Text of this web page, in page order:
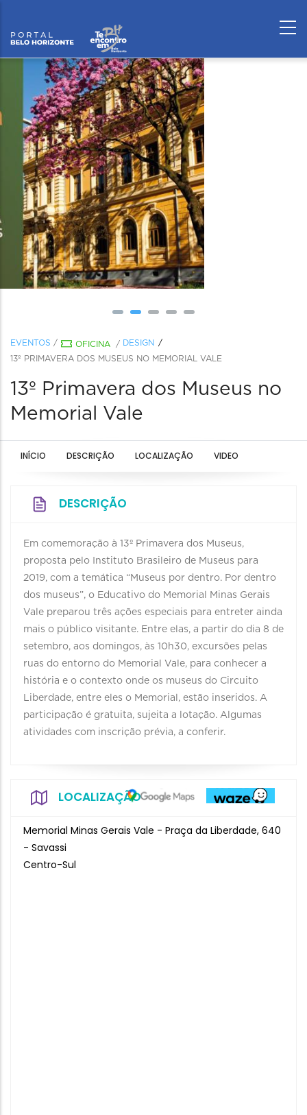
EVENTOS / OFICINA / DESIGN
13º PRIMAVERA DOS MUSEUS NO MEMORIAL VALE
13º Primavera dos Museus no
Memorial Vale
INÍCIO DESCRIÇÃO LOCALIZAÇÃO VIDEO
DESCRIÇÃO
Em comemoração à 13º Primavera dos Museus,
proposta pelo Instituto Brasileiro de Museus para
2019, com a temática “Museus por dentro. Por dentro
dos museus”, o Educativo do Memorial Minas Gerais
Vale preparou três ações especiais para entreter ainda
mais o público visitante. Entre elas, a partir do dia 8 de
setembro, aos domingos, às 10h30, excursões pelas
ruas do entorno do Memorial Vale, para conhecer a
história e o contexto onde os museus do Circuito
Liberdade, entre eles o Memorial, estão inseridos. A
participação é gratuita, sujeita a lotação. Algumas
atividades com inscrição prévia, a conferir.
LOCALIZAÇÃO
Memorial Minas Gerais Vale - Praça da Liberdade, 640
- Savassi
Centro-Sul